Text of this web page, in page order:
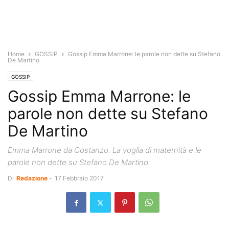
Home GOSSIP
Gossip Emma Marrone: le parole non dette su Stefano
De Martino
GOSSIP
Gossip Emma Marrone: le
parole non dette su Stefano
De Martino
Emma Marrone da Costanzo. La voglia di maternità e le
parole non dette su Stefano De Martino.
Di Redazione - 17 Febbraio 2017